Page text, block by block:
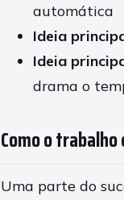
automática
Ideia
Ideia
drama o
Como o
Uma parte do